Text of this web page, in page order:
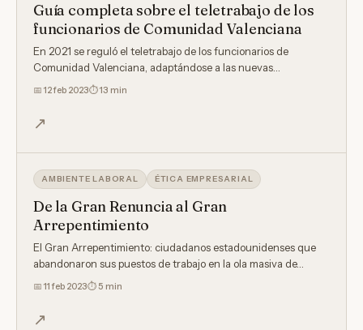
Guía completa sobre el teletrabajo de los
funcionarios de Comunidad Valenciana
En 2021 se reguló el teletrabajo de los funcionarios de
Comunidad Valenciana, adaptándose a las nuevas
prerrogativas…
📅 12 feb 2023⏱ 13 min
↗
AMBIENTE LABORAL ÉTICA EMPRESARIAL
De la Gran Renuncia al Gran
Arrepentimiento
El Gran Arrepentimiento: ciudadanos estadounidenses que
abandonaron sus puestos de trabajo en la ola masiva de…
📅 11 feb 2023⏱ 5 min
↗